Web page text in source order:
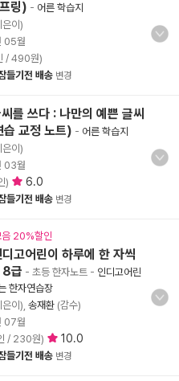
링) - 어른 학습지
은이)
05월
/ 490원)
들기전 배송 변경
를 쓰다 : 나만의 예쁜 글씨
교정 노트) - 어른 학습지
은이)
03월
) 6.0
들기전 배송 변경
음 20%할인
고어린이 하루에 한 자씩
8급 - 초등 한자노트 - 인디고어린
한자연습장
이), 송재환 (감수)
07월
/ 230원) 10.0
들기전 배송 변경